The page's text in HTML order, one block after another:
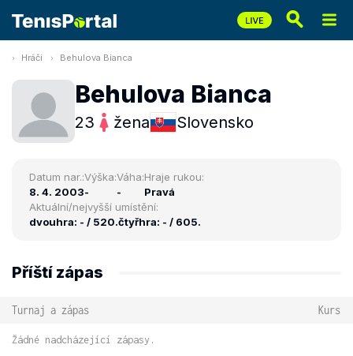
Hráči Behulova Bianca
Behulova Bianca
23 žena Slovensko
Datum nar.:
8. 4. 2003
Výška:
-
Váha:
-
Hraje rukou:
Pravá
Aktuální/nejvyšší umístění:
dvouhra: - / 520.čtyřhra: - / 605.
Příští zápas
Turnaj a zápas Kurs
Žádné nadcházející zápasy.